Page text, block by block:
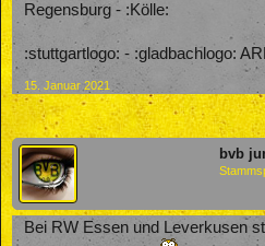
Regensburg - :Kölle:
:stuttgartlogo: - :gladbachlogo:
15. Januar 2021
bvb
Bei RW Essen und Leverkusen